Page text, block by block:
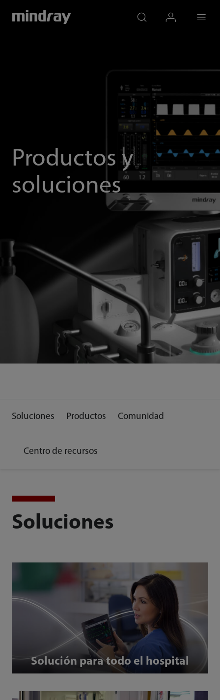
Productos y
soluciones
Soluciones Productos Comunidad
Centro de recursos
Soluciones
Solución para todo el hospital